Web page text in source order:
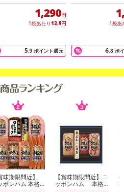
が楽しめる「明太子」
トを加えた「牛丼風」
を効かせた「韓国のり風」
「豚の生姜焼き風」
チキンの旨味を効かせた「スパイシ
1,290円
1袋あたり 12.9円
5.9 ポイント還元
1袋あ
6.8 ポ
味期限間近】
ポンハム 本格
【賞味期限間近】ニ
ッポンハム 本格